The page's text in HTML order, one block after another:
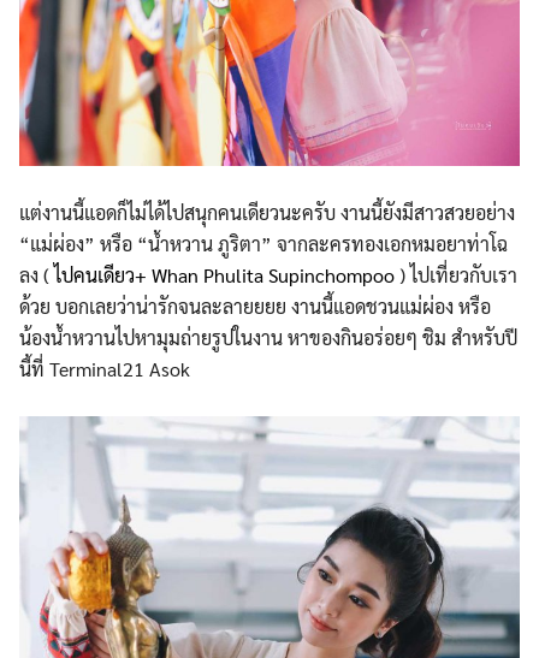
แต่งานนี้แอดก็ไม่ได้ไปสนุกคนเดียวนะครับ งานนี้ยังมีสาวสวยอย่าง
“แม่ผ่อง” หรือ “น้ำหวาน ภูริตา” จากละครทองเอกหมอยาท่าโฉ
ลง (ไปคนเดียว+ Whan Phulita Supinchompoo) ไปเที่ยวกับเรา
ด้วย บอกเลยว่าน่ารักจนละลายยยย งานนี้แอดชวนแม่ผ่อง หรือ
น้องน้ำหวานไปหามุมถ่ายรูปในงาน หาของกินอร่อยๆ ชิม สำหรับปี
นี้ที่ Terminal21 Asok